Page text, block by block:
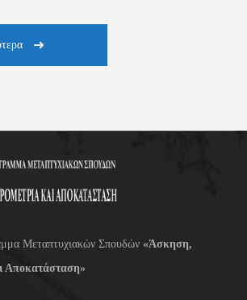
Μεταπτυχιακών Σπουδών «Άσκηση,
Αποκατάσταση»